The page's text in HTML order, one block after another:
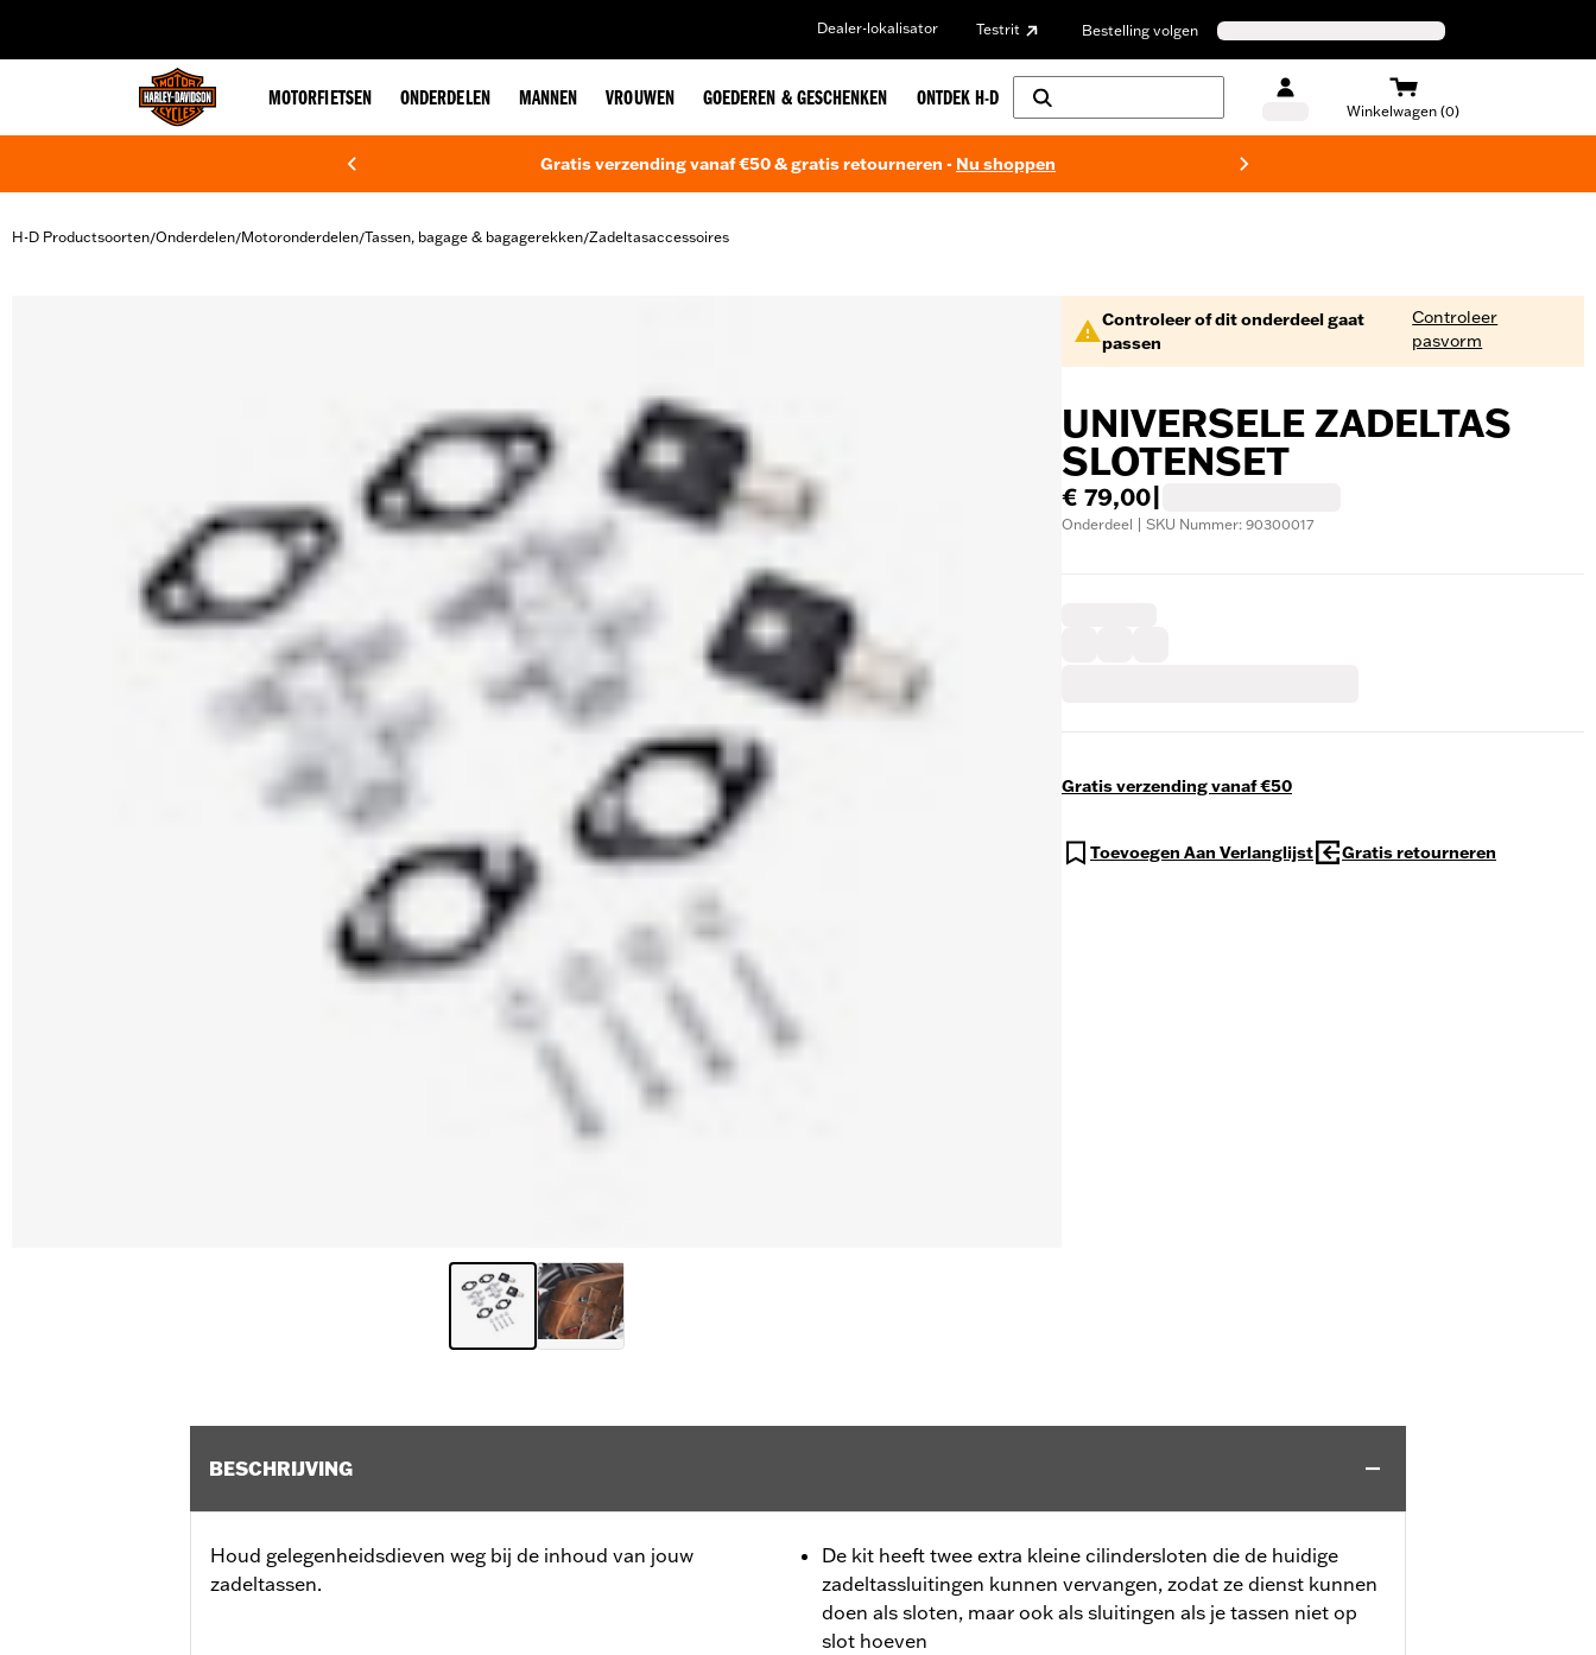
Dealer-lokalisator Testrit Bestelling volgen
MOTORFIETSEN ONDERDELEN MANNEN VROUWEN GOEDEREN & GESCHENKEN ONTDEK H-D
Winkelwagen (0)
Gratis verzending vanaf €50 & gratis retourneren - Nu shoppen
H-D Productsoorten/Onderdelen/Motoronderdelen/Tassen, bagage & bagagerekken/Zadeltasaccessoires
Controleer of dit onderdeel gaat
passen
Controleer
pasvorm
UNIVERSELE ZADELTAS
SLOTENSET
€ 79,00
Onderdeel | SKU Nummer: 90300017
Gratis verzending vanaf €50
Toevoegen Aan Verlanglijst Gratis retourneren
BESCHRIJVING
Houd gelegenheidsdieven weg bij de inhoud van jouw
zadeltassen.
De kit heeft twee extra kleine cilindersloten die de huidige
zadeltassluitingen kunnen vervangen, zodat ze dienst kunnen
doen als sloten, maar ook als sluitingen als je tassen niet op
slot hoeven